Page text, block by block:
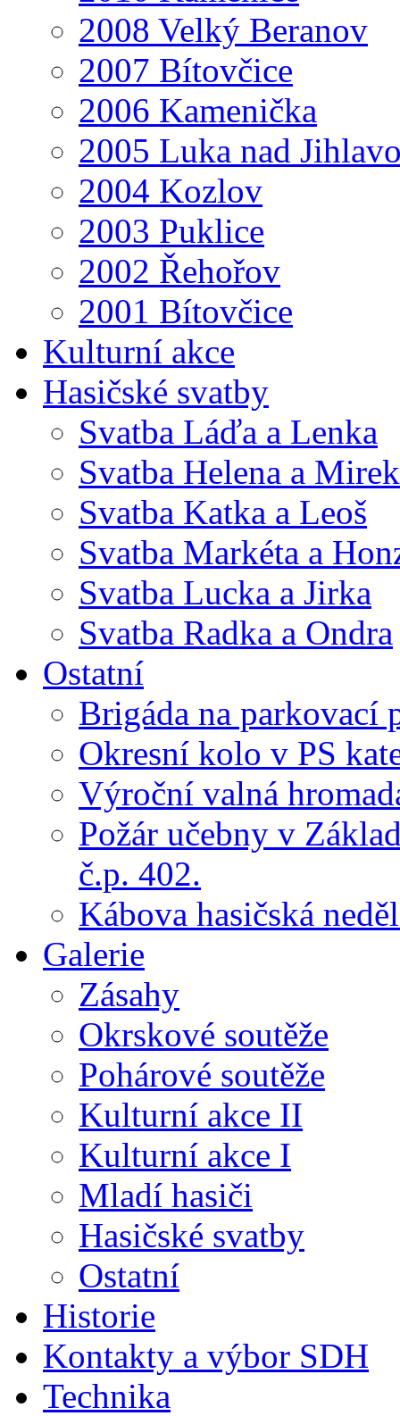
2008 Velký Beranov
2007 Bítovčice
2006 Kamenička
2005 Luka nad
2004 Kozlov
2003 Puklice
2002 Řehořov
2001 Bítovčice
Kulturní akce
Hasičské svatby
Svatba Láďa a Lenka
Svatba Helena a Mirek
Svatba Katka a Leoš
Svatba Markéta a
Svatba Lucka a Jirka
Svatba Radka a Ondra
Ostatní
Brigáda na parkovací
Okresní kolo v PS
Výroční valná
Požár učebny v
č.p. 402.
Kábova hasičská
Galerie
Zásahy
Okrskové soutěže
Pohárové soutěže
Kulturní akce II
Kulturní akce I
Mladí hasiči
Hasičské svatby
Ostatní
Historie
Kontakty a výbor SDH
Technika